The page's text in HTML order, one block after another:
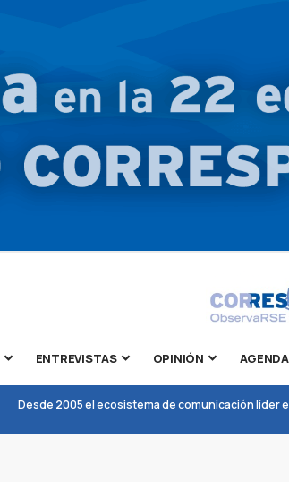
ENTREVISTAS OPINIÓN AGENDA
Desde 2005 el ecosistema de comunicación líder